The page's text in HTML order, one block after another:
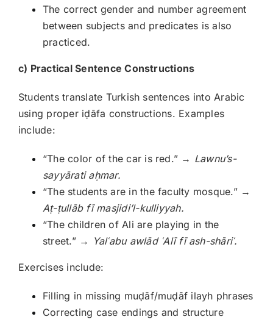
The correct gender and number agreement
between subjects and predicates is also
practiced.
c) Practical Sentence Constructions
Students translate Turkish sentences into Arabic
using proper iḍāfa constructions. Examples
include:
“The color of the car is red.” → Lawnu’s-
sayyārati aḥmar.
“The students are in the faculty mosque.” →
Aṭ-ṭullāb fī masjidi’l-kulliyyah.
“The children of Ali are playing in the
street.” → Yalʿabu awlād ʿAlī fī ash-shāriʿ.
Exercises include:
Filling in missing muḍāf/muḍāf ilayh phrases
Correcting case endings and structure